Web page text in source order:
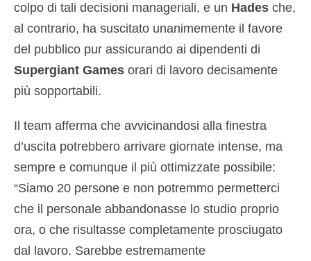
colpo di tali decisioni manageriali, e un Hades che,
al contrario, ha suscitato unanimemente il favore
del pubblico pur assicurando ai dipendenti di
Supergiant Games orari di lavoro decisamente
più sopportabili.
Il team afferma che avvicinandosi alla finestra
d’uscita potrebbero arrivare giornate intense, ma
sempre e comunque il più ottimizzate possibile:
“Siamo 20 persone e non potremmo permetterci
che il personale abbandonasse lo studio proprio
ora, o che risultasse completamente prosciugato
dal lavoro. Sarebbe estremamente